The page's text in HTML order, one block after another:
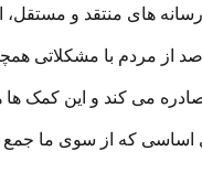
های منتقد و مستقل،
کمیته امور محلات کردنشین شهر حسکه در سوریه گفت: فرصت های شغلی در شهر حسکه به
می کند و این کمک ها
اساسی که از سوی ما